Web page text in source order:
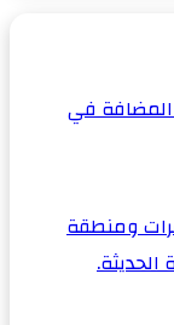
المضافة في
ومنطقة